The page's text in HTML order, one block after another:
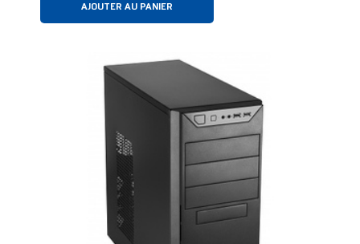
AJOUTER AU PANIER